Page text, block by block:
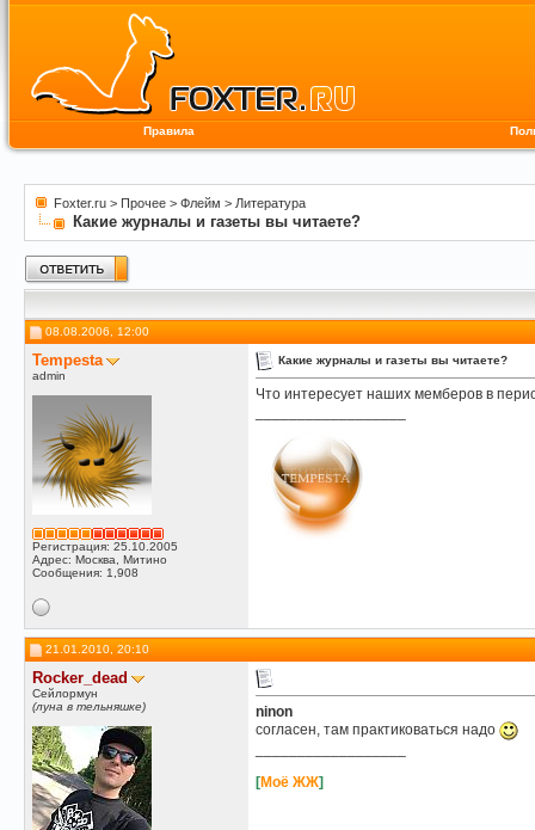
Правила
Foxter.ru > Прочее > Флейм > Литература
Какие журналы и газеты вы читаете?
08.08.2006, 12:00
Tempesta
admin
Регистрация: 25.10.2005
Адрес: Москва, Митино
Сообщения: 1,908
Какие журналы и газеты вы читаете?
Что интересует наших мемберов в
21.01.2010, 20:10
Rocker_dead
Сейлормун
(луна в тельняшке)
ninon
согласен, там практиковаться надо
[Моё ЖЖ]